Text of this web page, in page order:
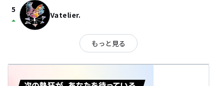
5
arrow_drop_up Vatelier.
もっと見る